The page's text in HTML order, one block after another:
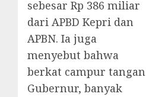
sebesar Rp 386 miliar
dari APBD Kepri dan
APBN. Ia juga
menyebut bahwa
berkat campur tangan
Gubernur, banyak